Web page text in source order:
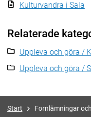
Kulturvandra i Sala
Relaterade
Uppleva och göra /
Uppleva och göra /
Start Fornlämningar